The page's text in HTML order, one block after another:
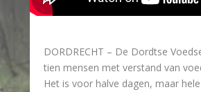
DORDRECHT – De Dordtse
tien mensen met verstand van
Het is voor halve dagen, maar